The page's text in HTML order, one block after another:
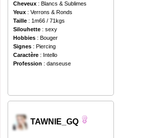
Cheveux : Blancs & Sublimes
Yeux : Verrons & Ronds
Taille : 1m66 / 71kgs
Silouhette : sexy
Hobbies : Bouger
Signes : Piercing
Caractère : Intello
Profession : danseuse
TAWNIE_GQ